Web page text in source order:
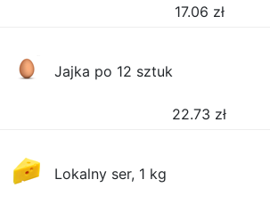
17.06 zł
Jajka po 12 sztuk
22.73 zł
Lokalny ser, 1 kg